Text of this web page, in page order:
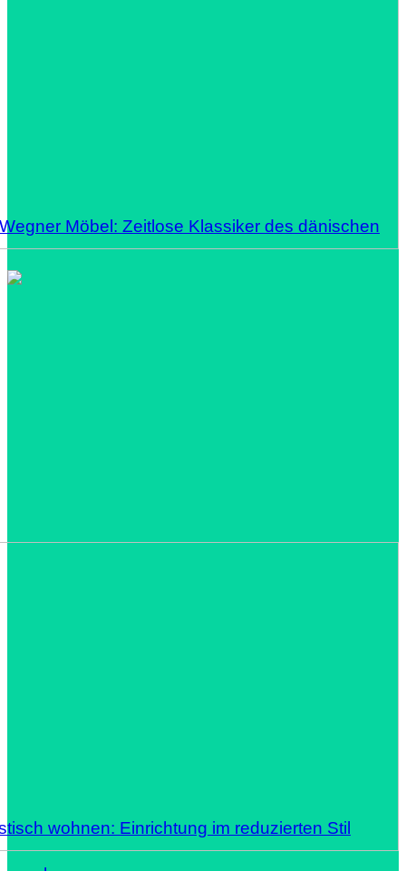
Möbel: Zeitlose Klassiker des dänischen
wohnen: Einrichtung im reduzierten Stil